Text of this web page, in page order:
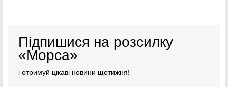
Підпишися на розсилку
«Морса»
і отримуй цікаві новини щотижня!